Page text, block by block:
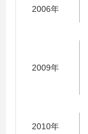
2006年
2009年
2010年